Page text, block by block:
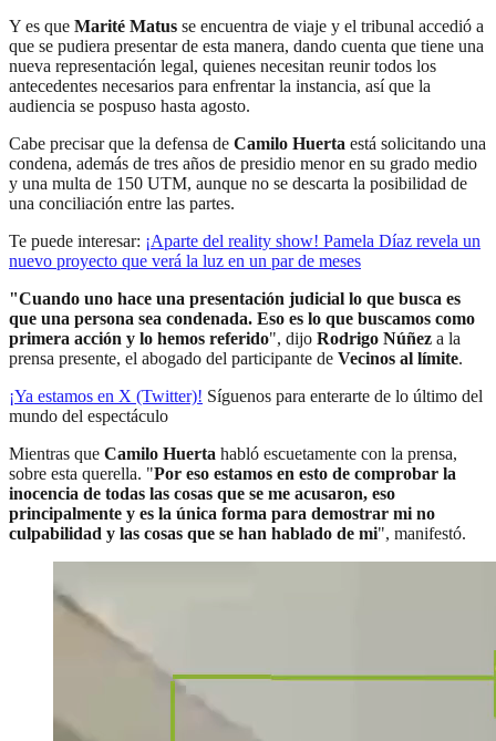
Y es que Marité Matus se encuentra de viaje y el tribunal accedió a
que se pudiera presentar de esta manera, dando cuenta que tiene una
nueva representación legal, quienes necesitan reunir todos los
antecedentes necesarios para enfrentar la instancia, así que la
audiencia se pospuso hasta agosto.
Cabe precisar que la defensa de Camilo Huerta está solicitando una
condena, además de tres años de presidio menor en su grado medio
y una multa de 150 UTM, aunque no se descarta la posibilidad de
una conciliación entre las partes.
Te puede interesar: ¡Aparte del reality show! Pamela Díaz revela un
nuevo proyecto que verá la luz en un par de meses
"Cuando uno hace una presentación judicial lo que busca es
que una persona sea condenada. Eso es lo que buscamos como
primera acción y lo hemos referido", dijo Rodrigo Núñez a la
prensa presente, el abogado del participante de Vecinos al límite.
¡Ya estamos en X (Twitter)! Síguenos para enterarte de lo último del
mundo del espectáculo
Mientras que Camilo Huerta habló escuetamente con la prensa,
sobre esta querella. "Por eso estamos en esto de comprobar la
inocencia de todas las cosas que se me acusaron, eso
principalmente y es la única forma para demostrar mi no
culpabilidad y las cosas que se han hablado de mi", manifestó.